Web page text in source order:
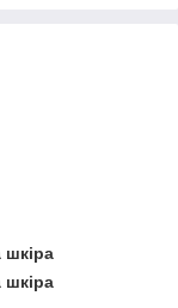
шкіра
шкіра